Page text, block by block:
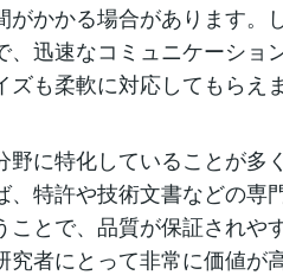
かかる場合があります。
迅速なコミュニケーショ
も柔軟に対応してもらえま
に特化していることが多
特許や技術文書などの専
とで、品質が保証されや
者にとって非常に価値が